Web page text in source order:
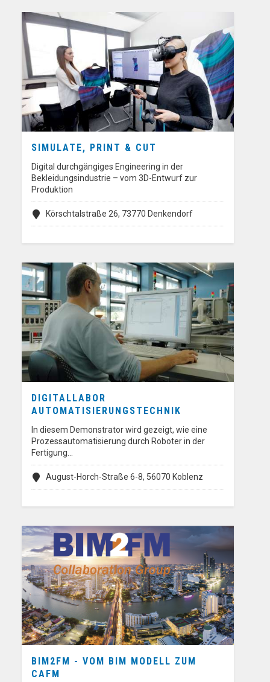
SIMULATE, PRINT & CUT
Digital durchgängiges Engineering in der
Bekleidungsindustrie – vom 3D-Entwurf zur
Produktion
Körschtalstraße 26, 73770 Denkendorf
DIGITALLABOR
AUTOMATISIERUNGSTECHNIK
In diesem Demonstrator wird gezeigt, wie eine
Prozessautomatisierung durch Roboter in der
Fertigung…
August-Horch-Straße 6-8, 56070 Koblenz
BIM2FM - VOM BIM MODELL ZUM
CAFM